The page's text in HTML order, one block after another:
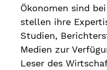
Ökonomen sind
stellen ihre
Studien,
Medien zur
Leser des